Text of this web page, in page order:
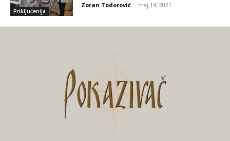
Priključenija
Zoran Todorović - maj 14, 2021